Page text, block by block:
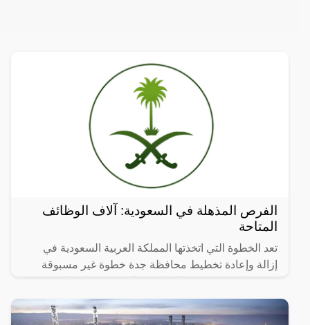
الفرص المذهلة في السعودية: آلاف الوظائف
المتاحة
تعد الخطوة التي اتخذتها المملكة العربية السعودية في
إزالة وإعادة تخطيط محافظة جدة خطوة غير مسبوقة
التحتية